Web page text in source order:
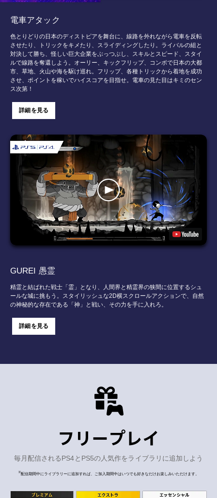
電車アタック
色とりどりの日本のディストピアを舞台に、線路を外れながら電車を反転
させたり、トリックをキメたり、スライディングしたり。ライバルの組と
対決して勝ち、怪しい巨大企業をぶっつぶし、スキルとスピード、スタイ
ルで線路を奪還しよう。オーリー、キックフリップ、コンボで日本の大都
市、草地、火山や海を駆け巡れ。フリップ、各種トリックから着地を成功
させ、ポイントを稼いでハイスコアを目指せ。電車の見た目はキミのセン
ス次第！
詳細を見る
GUREI 愚霊
精霊と結ばれた戦士「霊」となり、人間界と精霊界の狭間に位置するシュ
ールな城に挑もう。スタイリッシュな2D横スクロールアクションで、自然
の神秘的な存在である「神」と戦い、その力を手に入れろ。
詳細を見る
フリープレイ
毎月配信されるPS4とPS5の人気作をライブラリに追加しよう
※配信期間中にライブラリーに追加すれば、ご加入期間中はいつでも好きなだけお楽しみいただけます。